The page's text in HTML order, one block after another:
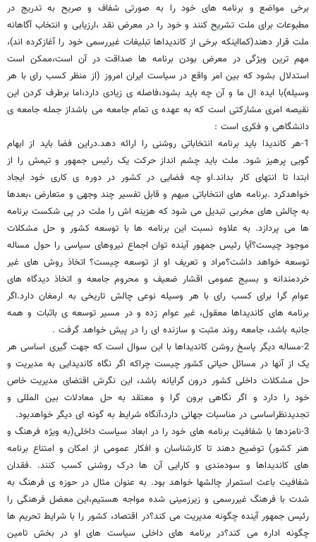
برخی مواضع و برنامه های خود را به صورتی شفاف و صریح به تدریج در
مطبوعات برای ملت تشریح کنند و خود را در معرض نقد ،ارزیابی و انتخاب آگاهانه
ملت قرار دهند(کمااینکه برخی از کاندیداها تبلیغات غیررسمی خود را آغازکرده اند)،
مهم ترین ویژگی در معرض بودن برنامه ها صداقت در آن است،ممکن است
استدلال بشود که بین امر واقع در سیاست ایران امروز (از منظر کسب رای با هر
وسیله)با ایده ال ما و آن چه باید بشود،فاصله ی زیادی دارد،اما برطرف کردن این
نقیصه امری مشارکتی است که به عهده ی تمام جامعه می باشداز جمله جامعه ی
دانشگاهی و فکری است :
1-هر کاندیدا باید برنامه انتخاباتی روشنی را ارائه دهد.دراین فضا باید از ابهام
گویی پرهیز شود. ملت باید چشم انداز حرکت یک رئیس جمهور و تیمش را از
ابتدا تا انتهای کار بداند.او چه فضایی در کشور در دوره ی کاری خود ایجاد
خواهدکرد .برنامه های انتخاباتی مبهم و قابل تفسیر چند وجهی و متعارض ،بعدها
به چالش های مخربی تبدیل می شود که هزینه اش را ملت در پی شکست برنامه
ها می پردازد. به علاوه نسبت این برنامه ها با توسعه کشور و حل مشکلات
موجود چیست؟آیا رئیس جمهور آینده توان اجماع نیروهای سیاسی را حول مساله
توسعه خواهد داشت؟مراد و تعریف او از توسعه چیست؟ اتخاذ روش های غیر
خردمندانه و بسیج عمومی اقشار ضعیف و محروم جامعه و اتخاذ دیدگاه های
عوام گرا برای کسب رای با هر وسیله نوعی چالش تاریخی به ارمغان دارد.اگر
برنامه های کاندیداها معقول، غیر عوام زده و در مسیر توسعه ی باثبات و همه
جانبه باشد، جامعه روند مثبت و سازنده ای را در پیش خواهد گرفت .
2-مساله دیگر پاسخ روشن کاندیداها با این سوال است که جهت گیری اساسی هر
یک از آنها در مسائل حیاتی کشور چیست چراکه اگر نگاه کاندیدایی به مدیریت و
حل مشکلات داخلی کشور درون گرایانه باشد، این نگرش اقتضای مدیریت خاص
خود را دارد و اگر نگاهی برون گرا و معتقد به حل معادلات بین المللی و
تجدیدنظراساسی در مناسبات جهانی دارد،آنگاه شرایط به گونه ای دیگر خواهدبود.
3-نامزدها با شفافیت برنامه های خود را در ابعاد سیاست داخلی(به ویژه فرهنگ و
هنر کشور) توضیح دهند تا کارشناسان و افکار عمومی از امکان و امتناع برنامه
های کاندیداها و سودمندی و کارایی آن ها درک روشنی کسب کنند. .فقدان
شفافیت باعث استمرار چالشها خواهد بود. به عنوان مثال در حوزه ی فرهنگ به
شدت با فرهنگ غیررسمی و زیرزمینی شده مواجه هستیم،این معضل فرهنگی را
رئیس جمهور آینده چگونه مدیریت می کند؟در اقتصاد، کشور را با شرایط تحریم ها
چگونه اداره می کند؟در برنامه های داخلی سیاست های او در بخش تامین